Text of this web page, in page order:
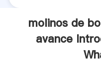
molinos de
avance